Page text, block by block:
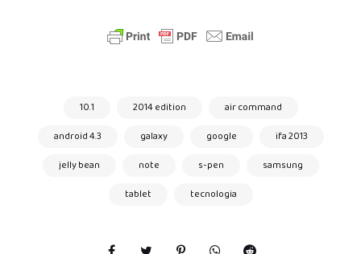
10.1 2014 edition
air command
android 4.3
galaxy google
ifa 2013
jelly bean
note s-pen
samsung
tablet
tecnologia